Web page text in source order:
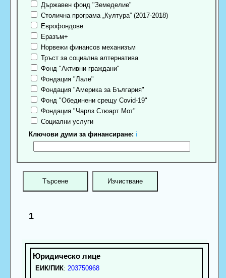
Държавен фонд "Земеделие"
Столична програма „Култура” (2017-2018)
Еврофондове
Еразъм+
Норвежи финансов механизъм
Тръст за социална алтернатива
Фонд "Активни граждани"
Фондация "Лале"
Фондация "Америка за България"
Фонд "Обединени срещу Covid-19"
Фондация "Чарлз Стюарт Мот"
Социални услуги
Ключови думи за финансиране: ℹ
1
ЕИК/ПИК: 203750968